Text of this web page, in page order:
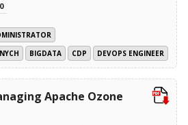
BIGDATA CDP DEVOPS ENGINEER
Apache Ozone